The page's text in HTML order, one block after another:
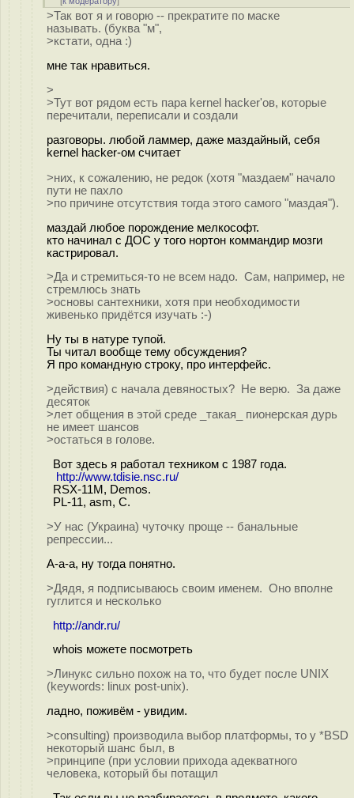
>Так вот я и говорю -- прекратите по маске
называть. (буква "м",
>кстати, одна :)
мне так нравиться.
>
>Тут вот рядом есть пара kernel hacker'ов, которые
перечитали, переписали и создали
разговоры. любой ламмер, даже маздайный, себя
kernel hacker-ом считает
>них, к сожалению, не редок (хотя "маздаем" начало
пути не пахло
>по причине отсутствия тогда этого самого "маздая").
маздай любое порождение мелкософт.
кто начинал с ДОС у того нортон коммандир мозги
кастрировал.
>Да и стремиться-то не всем надо. Сам, например, не
стремлюсь знать
>основы сантехники, хотя при необходимости
живенько придётся изучать :-)
Ну ты в натуре тупой.
Ты читал вообще тему обсуждения?
Я про командную строку, про интерфейс.
>действия) с начала девяностых? Не верю. За даже
десяток
>лет общения в этой среде _такая_ пионерская дурь
не имеет шансов
>остаться в голове.
Вот здесь я работал техником с 1987 года.
http://www.tdisie.nsc.ru/
RSX-11M, Demos.
PL-11, asm, C.
>У нас (Украина) чуточку проще -- банальные
репрессии...
А-а-а, ну тогда понятно.
>Дядя, я подписываюсь своим именем. Оно вполне
гуглится и несколько
http://andr.ru/
whois можете посмотреть
>Линукс сильно похож на то, что будет после UNIX
(keywords: linux post-unix).
ладно, поживём - увидим.
>consulting) производила выбор платформы, то у *BSD
некоторый шанс был, в
>принципе (при условии прихода адекватного
человека, который бы потащил